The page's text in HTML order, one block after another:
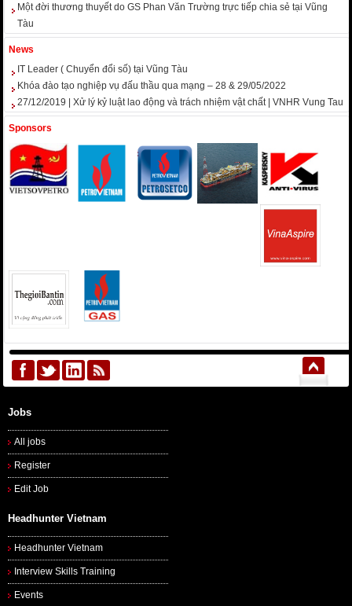
Một đời thương thuyết do GS Phan Văn Trường trực tiếp chia sẻ tại Vũng
Tàu
News
IT Leader ( Chuyển đổi số) tại Vũng Tàu
Khóa đào tạo nghiệp vụ đấu thầu qua mạng – 28 & 29/05/2022
27/12/2019 | Xử lý kỷ luật lao động và trách nhiệm vật chất | VNHR Vung Tau
Sponsors
Jobs
All jobs
Register
Edit Job
Headhunter Vietnam
Headhunter Vietnam
Interview Skills Training
Events